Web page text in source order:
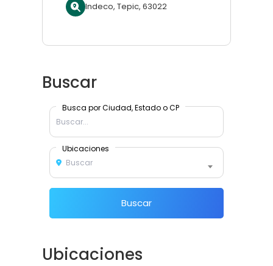
Indeco, Tepic, 63022
Buscar
Busca por Ciudad, Estado o CP
Ubicaciones
Buscar
Buscar
Ubicaciones